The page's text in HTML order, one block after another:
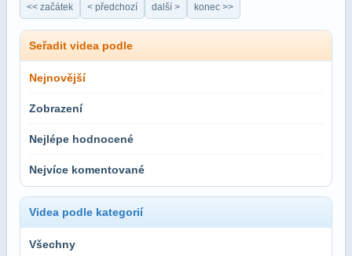
<< začátek < předchozí další > konec >>
Seřadit videa podle
Nejnovější
Zobrazení
Nejlépe hodnocené
Nejvíce komentované
Videa podle kategorií
Všechny